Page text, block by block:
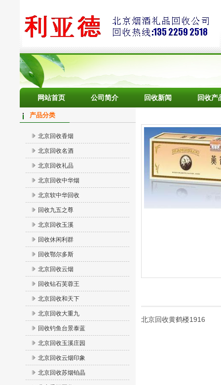
网站首页 公司简介 回收新闻 回收产
北京回收黄鹤楼1916
产品分类
北京回收香烟
北京回收名酒
北京回收礼品
北京回收中华烟
北京软中华回收
回收九五之尊
北京回收玉溪
回收休闲利群
回收鄂尔多斯
北京回收云烟
回收钻石芙蓉王
北京回收和天下
北京回收大重九
回收钓鱼台景泰蓝
北京回收玉溪庄园
北京回收云烟印象
北京回收苏烟铂晶